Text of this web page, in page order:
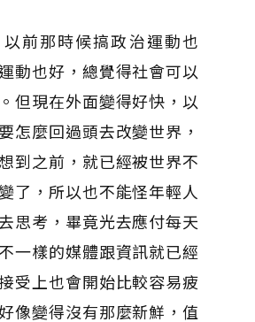
前那時候搞政治運動也
動也好，總覺得社會可以
但現在外面變得好快，以
怎麼回過頭去改變世界，
到之前，就已經被世界不
了，所以也不能怪年輕人
思考，畢竟光去應付每天
一樣的媒體跟資訊就已經
受上也會開始比較容易疲
像變得沒有那麼新鮮，值